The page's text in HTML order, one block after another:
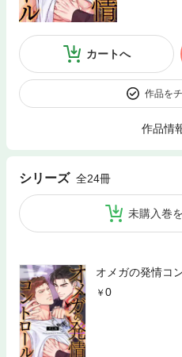
カートへ
作品を
作品情
シリーズ 全24冊
未購入巻
オメガの発情コ
0